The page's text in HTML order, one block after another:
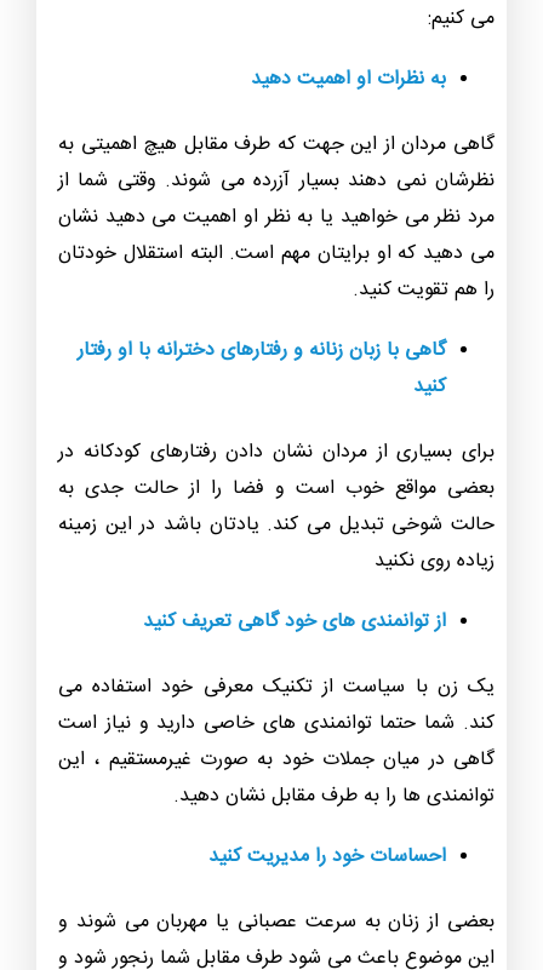
می کنیم:
به نظرات او اهمیت دهید
گاهی مردان از این جهت که طرف مقابل هیچ اهمیتی به
نظرشان نمی دهند بسیار آزرده می شوند. وقتی شما از
مرد نظر می خواهید یا به نظر او اهمیت می دهید نشان
می دهید که او برایتان مهم است. البته استقلال خودتان
را هم تقویت کنید.
گاهی با زبان زنانه و رفتارهای دخترانه با او رفتار
کنید
برای بسیاری از مردان نشان دادن رفتارهای کودکانه در
بعضی مواقع خوب است و فضا را از حالت جدی به
حالت شوخی تبدیل می کند. یادتان باشد در این زمینه
زیاده روی نکنید
از توانمندی های خود گاهی تعریف کنید
یک زن با سیاست از تکنیک معرفی خود استفاده می
کند. شما حتما توانمندی های خاصی دارید و نیاز است
گاهی در میان جملات خود به صورت غیرمستقیم ، این
توانمندی ها را به طرف مقابل نشان دهید.
احساسات خود را مدیریت کنید
بعضی از زنان به سرعت عصبانی یا مهربان می شوند و
این موضوع باعث می شود طرف مقابل شما رنجور شود و